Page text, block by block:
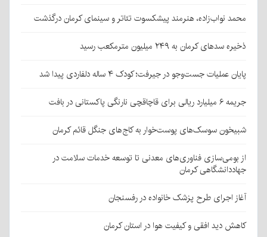
محمد نواب‌زاده، هنرمند پیشکسوت تئاتر و سینمای کرمان درگذشت
ذخیره سدهای کرمان به ۲۴۹ میلیون مترمکعب رسید
پایان عملیات جست‌وجو در جیرفت؛ کودک ۴ ساله دلفاردی پیدا شد
جریمه ۶ میلیارد ریالی برای قاچاقچی نارنگی پاکستانی در بافت
شبیخون سوسک‌های پوست‌خوار به کاج‌های جنگل قائم کرمان
از بومی‌سازی فناوری‌های معدنی تا توسعه خدمات سلامت در
جهاددانشگاهی کرمان
آغاز اجرای طرح پزشک خانواده در رفسنجان
کاهش دید افقی و کیفیت هوا در استان کرمان